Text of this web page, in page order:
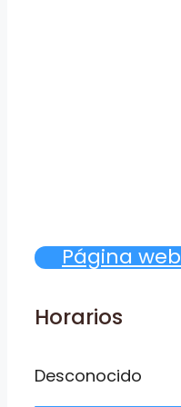
Página web
Horarios
Desconocido